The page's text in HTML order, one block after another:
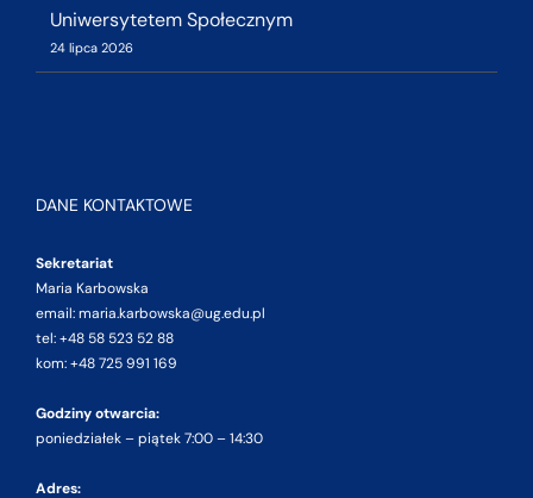
Uniwersytetem Społecznym
24 lipca 2026
DANE KONTAKTOWE
Sekretariat
Maria Karbowska
email: maria.karbowska@ug.edu.pl
tel: +48 58 523 52 88
kom: +48 725 991 169
Godziny otwarcia:
poniedziałek – piątek 7:00 – 14:30
Adres: